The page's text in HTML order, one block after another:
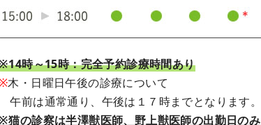
時～15時：完全予約診療時間あり
木・日曜日午後の診療について
午前は通常通り、午後は１７時までとなります。
※猫の診察は半澤獣医師、野上獣医師の出勤日のみ